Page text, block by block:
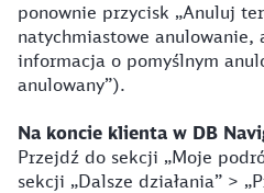
ponownie przycisk „Anuluj
natychmiastowe
informacja o pomyślnym
anulowany”).
Na koncie klienta w DB
Przejdź do sekcji „Moje
sekcji „Dalsze działania” >